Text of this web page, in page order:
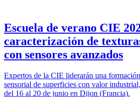
Escuela de verano CIE
caracterización de
con sensores avanzados
Expertos de la CIE liderarán una
sensorial de superficies con valor
del 16 al 20 de junio en Dijon (Francia).